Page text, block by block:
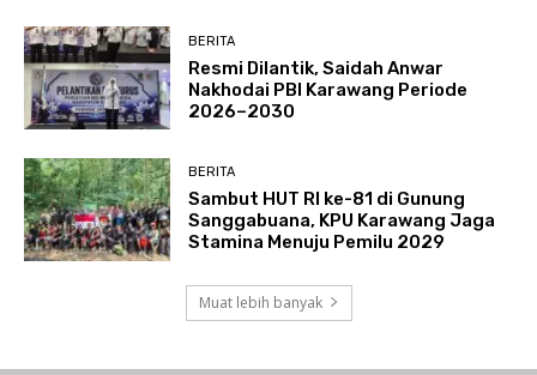
BERITA
Resmi Dilantik, Saidah Anwar
Nakhodai PBI Karawang Periode
2026–2030
BERITA
Sambut HUT RI ke-81 di Gunung
Sanggabuana, KPU Karawang Jaga
Stamina Menuju Pemilu 2029
Muat lebih banyak